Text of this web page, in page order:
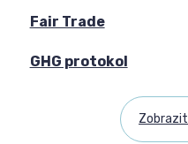
Fair Trade
GHG protokol